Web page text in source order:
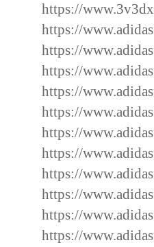
https://
https://
https://
https://
https://
https://
https://
https://
https://
https://
https://
https://